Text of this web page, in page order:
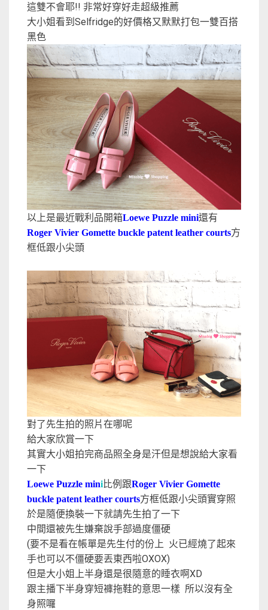
這雙不會耶!! 非常好穿好走超級推薦
大小姐看到Selfridge的好價格又默默打包一雙百搭
黑色
以上是最近戰利品開箱Loewe Puzzle mini還有
Roger Vivier Gomette buckle patent leather courts方
框低跟小尖頭
對了先生拍的照片在哪呢
給大家欣賞一下
其實大小姐拍完商品照全身是汗但是想說給大家看
一下
Loewe Puzzle mini比例跟Roger Vivier Gomette
buckle patent leather courts方框低跟小尖頭實穿照
於是隨便換裝一下就請先生拍了一下
中間還被先生嫌棄說手部過度僵硬
(要不是看在帳單是先生付的份上 火已經燒了起來
手也可以不僵硬要丟東西啦OXOX)
但是大小姐上半身還是很隨意的睡衣啊XD
跟主播下半身穿短褲拖鞋的意思一樣 所以沒有全
身照囉